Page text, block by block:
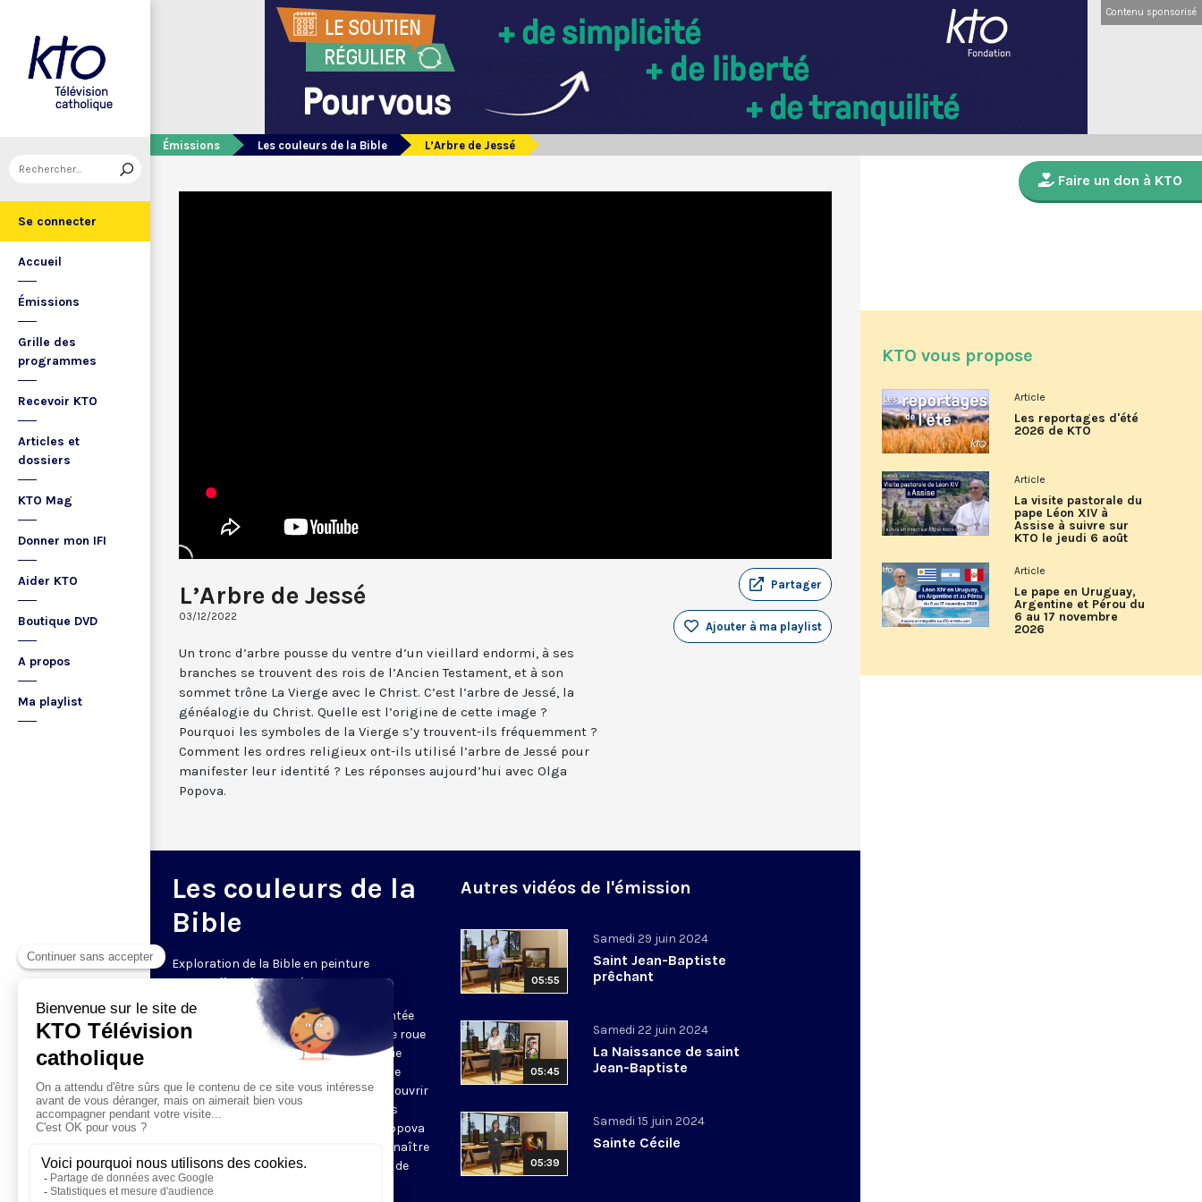
Se connecter
Accueil
Émissions
Grille des
programmes
Recevoir KTO
Articles et
dossiers
KTO Mag
Donner mon IFI
Aider KTO
Boutique DVD
A propos
Ma playlist
Contenu sponsorisé
Émissions Les couleurs de la Bible L’Arbre de Jessé
L’Arbre de Jessé
03/12/2022
Partager
Ajouter à ma playlist
Un tronc d’arbre pousse du ventre d’un vieillard endormi, à ses
branches se trouvent des rois de l’Ancien Testament, et à son
sommet trône La Vierge avec le Christ. C’est l’arbre de Jessé, la
généalogie du Christ. Quelle est l’origine de cette image ?
Pourquoi les symboles de la Vierge s’y trouvent-ils fréquemment ?
Comment les ordres religieux ont-ils utilisé l’arbre de Jessé pour
manifester leur identité ? Les réponses aujourd’hui avec Olga
Popova.
Les couleurs de la
Bible
Exploration de la Bible en peinture
Le samedi • 20h30 • 5 min
Mais quelle est donc la scène représentée
sur ce tableau ? Pourquoi y a-t-il ici une roue
et là une palme, une couronne ? Chaque
samedi à 21h30, rendez-vous avec votre
professeur d’histoire de l’art, pour découvrir
un épisode biblique illustré par les plus
grands peintres. En 5 minutes, Olga Popova
vous donne tous les codes pour reconnaître
la scène et comprendre les intentions de
l’artiste.
Autres vidéos de l'émission
05:55
Samedi 29 juin 2024
Saint Jean-Baptiste
prêchant
05:45
Samedi 22 juin 2024
La Naissance de saint
Jean-Baptiste
05:39
Samedi 15 juin 2024
Sainte Cécile
Faire un don à KTO
KTO vous propose
Article
Les reportages d'été
2026 de KTO
Article
La visite pastorale du
pape Léon XIV à
Assise à suivre sur
KTO le jeudi 6 août
Article
Le pape en Uruguay,
Argentine et Pérou du
6 au 17 novembre
2026